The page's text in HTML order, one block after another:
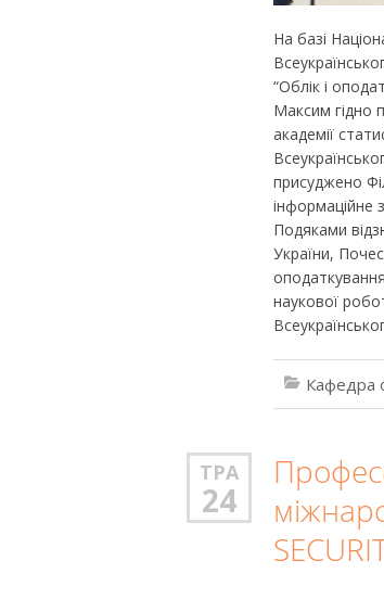
На базі
“Облік і
Максим гідно
академії
присуджено
інформаційне
Подяками
України,
наукової
Кафедра
ТРА
24